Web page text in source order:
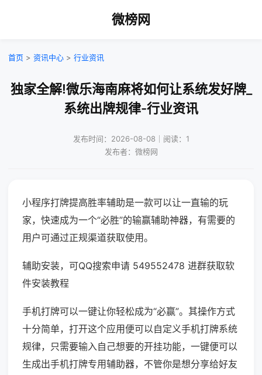
微榜网
首页 > 资讯中心 > 行业资讯
独家全解!微乐海南麻将如何让系统发好牌_
系统出牌规律-行业资讯
发布时间：2026-08-08｜阅读：1
发布者：微榜网
小程序打牌提高胜率辅助是一款可以让一直输的玩
家，快速成为一个“必胜”的输赢辅助神器，有需要的
用户可通过正规渠道获取使用。
辅助安装，可QQ搜索申请 549552478 进群获取软
件安装教程
手机打牌可以一键让你轻松成为“必赢”。其操作方式
十分简单，打开这个应用便可以自定义手机打牌系统
规律，只需要输入自己想要的开挂功能，一键便可以
生成出手机打牌专用辅助器，不管你是想分享给好友